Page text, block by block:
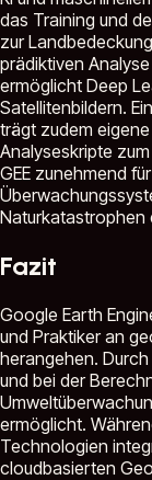
das Training und
zur
prädiktiven
ermöglicht Deep
Satellitenbildern.
trägt zudem
Analyseskripte
GEE zunehmend
Naturkatastrophen
Fazit
Google Earth
und Praktiker an
herangehen.
und bei der
ermöglicht.
Technologien
cloudbasierten